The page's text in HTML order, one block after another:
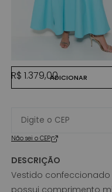
AZUL ACQUA
Preço normal
R$ 1.379,00ADICIONAR
Não sei o CEP
DESCRIÇÃO
Vestido